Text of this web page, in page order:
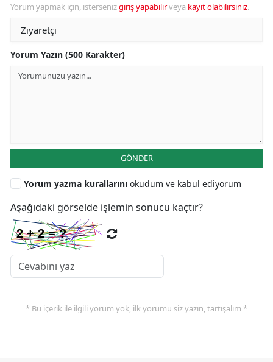
Yorum yapmak için, istersenizgiriş yapabilirveya kayıt olabilirsiniz.
Yorum Yazın (500 Karakter)
GÖNDER
Yorum yazma kurallarını okudum ve kabul ediyorum
Aşağıdaki görselde işlemin sonucu kaçtır?
* Bu içerik ile ilgili yorum yok, ilk yorumu siz yazın, tartışalım *